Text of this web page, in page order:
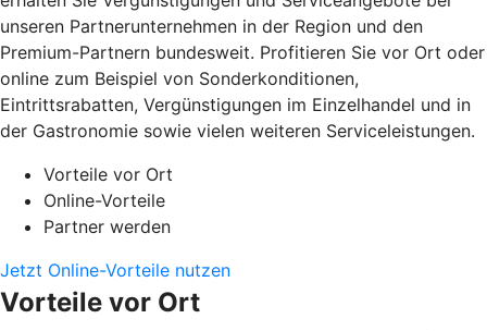
unseren Partnerunternehmen in der Region und den
Premium-Partnern bundesweit. Profitieren Sie vor Ort oder
online zum Beispiel von Sonderkonditionen,
Eintrittsrabatten, Vergünstigungen im Einzelhandel und in
der Gastronomie sowie vielen weiteren Serviceleistungen.
Vorteile vor Ort
Online-Vorteile
Partner werden
Jetzt Online-Vorteile nutzen
Vorteile vor Ort